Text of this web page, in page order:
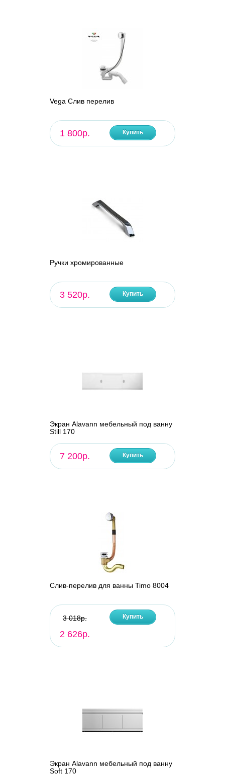
Vega Слив перелив
1 800р. Купить
Ручки хромированные
3 520р. Купить
Экран Alavann мебельный под ванну
Still 170
7 200р. Купить
Слив-перелив для ванны Timo 8004
3 018р.
2 626р.
Купить
Экран Alavann мебельный под ванну
Soft 170